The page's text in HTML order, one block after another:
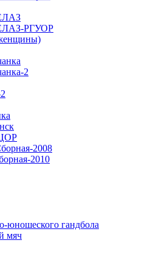
РГУОР
2
2008
2010
юношеского гандбола
мяч